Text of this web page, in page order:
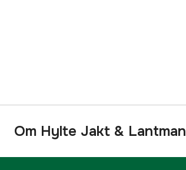
Om Hylte Jakt & Lantman